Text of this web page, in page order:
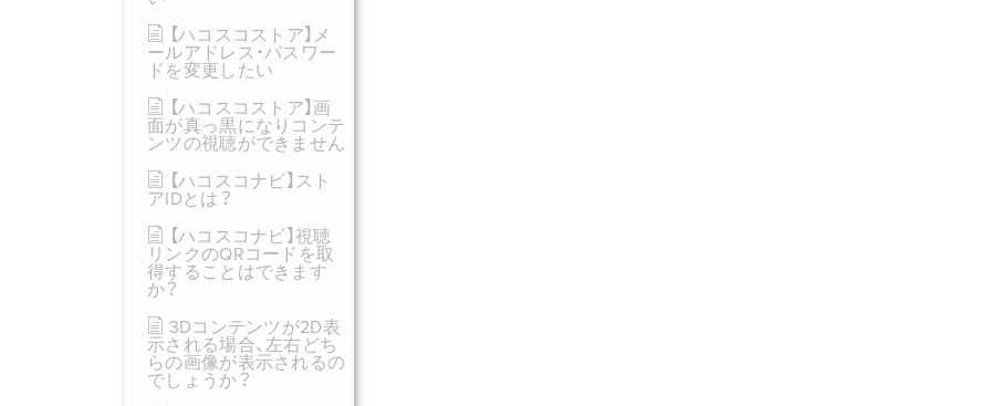
【ハコスコストア】メ
ールアドレス・パスワー
ドを変更したい
【ハコスコストア】画
面が真っ黒になりコンテ
ンツの視聴ができません
【ハコスコナビ】スト
アIDとは？
【ハコスコナビ】視聴
リンクのQRコードを取
得することはできます
か？
3Dコンテンツが2D表
示される場合、左右どち
らの画像が表示されるの
でしょうか？